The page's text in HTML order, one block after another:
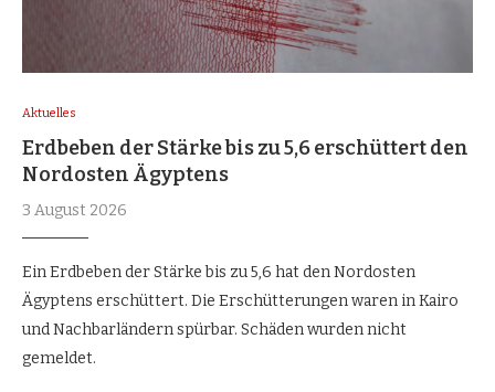
Aktuelles
Erdbeben der Stärke bis zu 5,6 erschüttert den
Nordosten Ägyptens
3 August 2026
Ein Erdbeben der Stärke bis zu 5,6 hat den Nordosten
Ägyptens erschüttert. Die Erschütterungen waren in Kairo
und Nachbarländern spürbar. Schäden wurden nicht
gemeldet.